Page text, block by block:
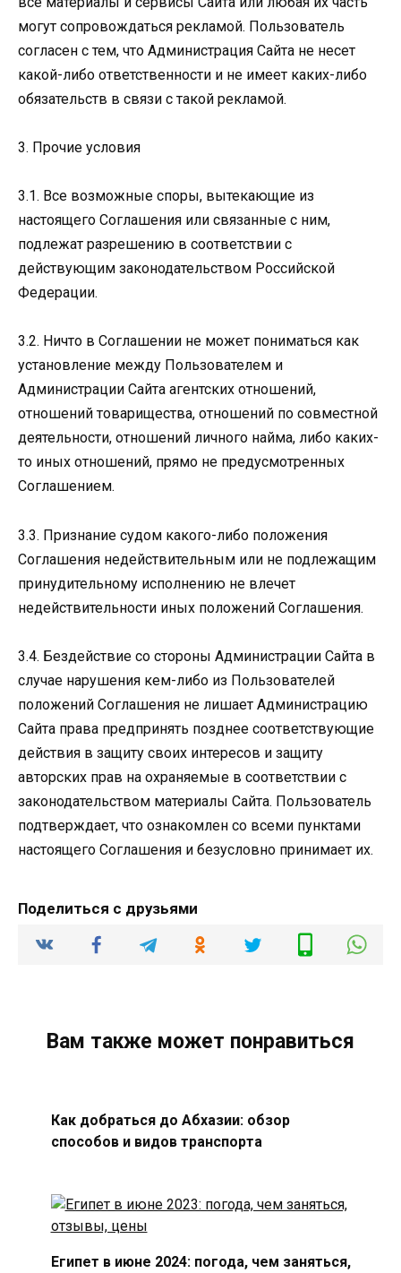
могут сопровождаться рекламой. Пользователь
согласен с тем, что Администрация Сайта не несет
какой-либо ответственности и не имеет каких-либо
обязательств в связи с такой рекламой.
3. Прочие условия
3.1. Все возможные споры, вытекающие из
настоящего Соглашения или связанные с ним,
подлежат разрешению в соответствии с
действующим законодательством Российской
Федерации.
3.2. Ничто в Соглашении не может пониматься как
установление между Пользователем и
Администрации Сайта агентских отношений,
отношений товарищества, отношений по совместной
деятельности, отношений личного найма, либо каких-
то иных отношений, прямо не предусмотренных
Соглашением.
3.3. Признание судом какого-либо положения
Соглашения недействительным или не подлежащим
принудительному исполнению не влечет
недействительности иных положений Соглашения.
3.4. Бездействие со стороны Администрации Сайта в
случае нарушения кем-либо из Пользователей
положений Соглашения не лишает Администрацию
Сайта права предпринять позднее соответствующие
действия в защиту своих интересов и защиту
авторских прав на охраняемые в соответствии с
законодательством материалы Сайта. Пользователь
подтверждает, что ознакомлен со всеми пунктами
настоящего Соглашения и безусловно принимает их.
Поделиться с друзьями
Вам также может понравиться
Как добраться до Абхазии: обзор
способов и видов транспорта
Египет в июне 2024: погода, чем заняться,